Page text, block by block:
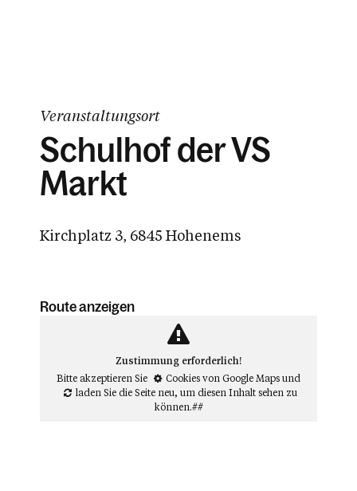
Veranstaltungsort
Schulhof der VS
Markt
Kirchplatz 3, 6845 Hohenems
Route anzeigen
Zustimmung erforderlich!
Bitte akzeptieren Sie
Cookies von Google Mapsund
laden Sie die Seite neu, um diesen Inhalt sehen zu
können.##